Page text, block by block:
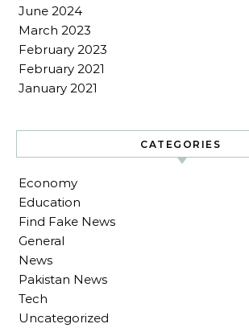
June 2024
March 2023
February 2023
February 2021
January 2021
CATEGORIES
Economy
Education
Find Fake News
General
News
Pakistan News
Tech
Uncategorized